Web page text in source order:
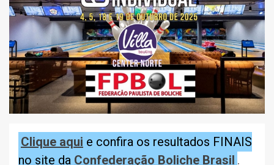
Clique aqui e confira os resultados FINAIS
no site da Confederação Boliche Brasil .